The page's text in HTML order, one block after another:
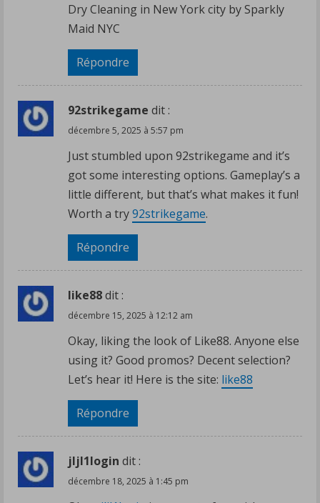
Dry Cleaning in New York city by Sparkly
Maid NYC
Répondre
92strikegame dit :
décembre 5, 2025 à 5:57 pm
Just stumbled upon 92strikegame and it’s
got some interesting options. Gameplay’s a
little different, but that’s what makes it fun!
Worth a try92strikegame.
Répondre
like88dit :
décembre 15, 2025 à 12:12 am
Okay, liking the look of Like88. Anyone else
using it? Good promos? Decent selection?
Let’s hear it! Here is the site: like88
Répondre
jljl1login dit :
décembre 18, 2025 à 1:45 pm